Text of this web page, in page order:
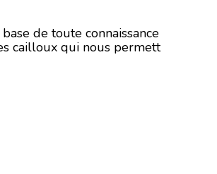
de toute connaissance
cailloux qui nous permett